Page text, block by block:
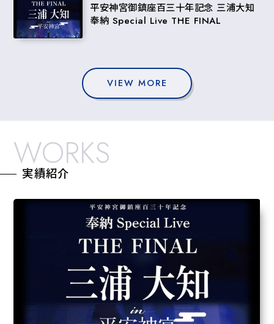
平安神宮御鎮座百三十年記念 三浦大知
奉納 Special Live THE FINAL
VIEW MORE
WORKS
実績紹介